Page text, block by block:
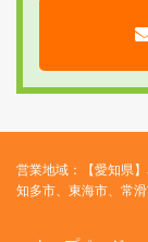
営業地域：【愛知県
知多市、東海市、常